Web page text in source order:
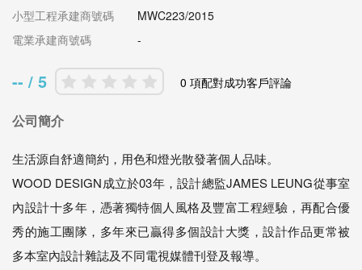
小型工程承建商號碼
MWC223/2015
電業承建商號碼
-
-- / 5 0 項配對成功客戶評論
公司簡介
生活源自舒適簡約，用色和燈光散發著個人品味。
WOOD DESIGN成立於03年，設計總監JAMES LEUNG從事室
內設計十多年，憑著獨特個人風格及豐富工程經驗，再配合優
秀的施工團隊，多年來已贏得多個設計大獎，設計作品更常被
多本室內設計雜誌及不同電視媒體刊登及報導。